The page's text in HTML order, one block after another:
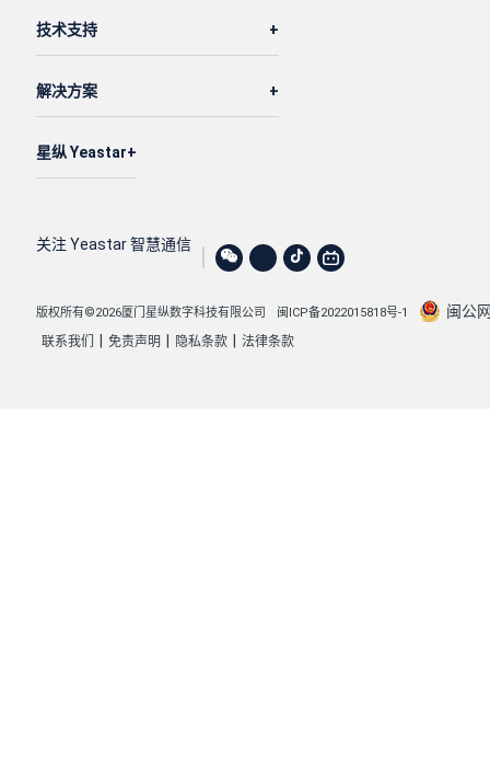
技术支持
解决方案
星纵 Yeastar
关注 Yeastar 智慧通信
版权所有©2026厦门星纵数字科技有限公司 闽ICP备2022015818号-1 闽公
联系我们 免责声明 隐私条款 法律条款